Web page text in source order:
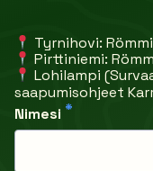
Tyrnihovi:
Pirttiniemi:
Lohilampi
saapumisohjeet
Nimesi *